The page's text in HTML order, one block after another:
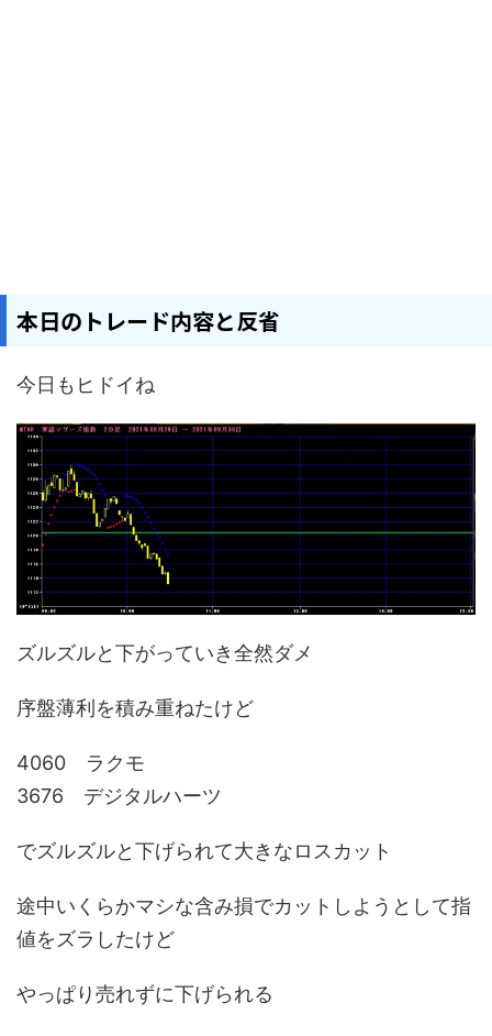
本日のトレード内容と反省
今日もヒドイね
ズルズルと下がっていき全然ダメ
序盤薄利を積み重ねたけど
4060 ラクモ
3676 デジタルハーツ
でズルズルと下げられて大きなロスカット
途中いくらかマシな含み損でカットしようとして指
値をズラしたけど
やっぱり売れずに下げられる